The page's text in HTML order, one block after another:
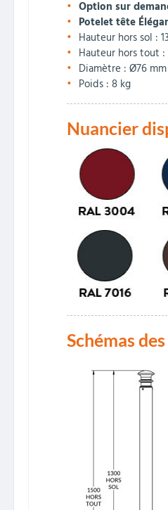
Option sur
Potelet tête
Hauteur hors sol :
Hauteur hors tout :
Diamètre : Ø76 mm
Poids : 8 kg
Nuancier
Schémas